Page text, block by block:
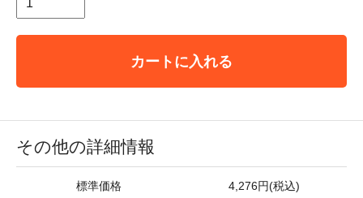
カートに入れる
その他の詳細情報
標準価格 4,276円(税込)